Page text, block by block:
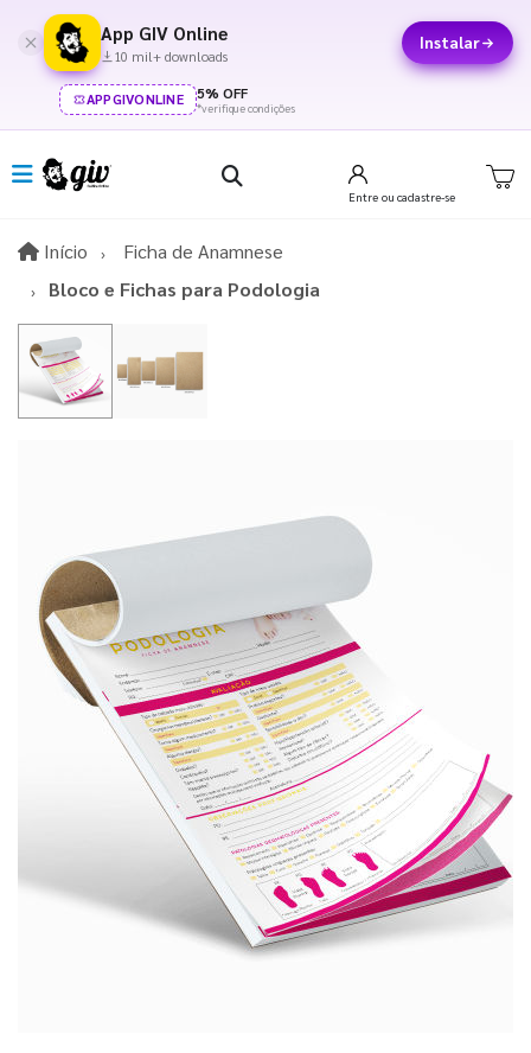
App GIV Online
10 mil+ downloads
Instalar
APPGIVONLINE 5% OFF
*verifique condições
Entre ou cadastre-se
Início InícioFicha de Anamnese
Bloco e Fichas para Podologia